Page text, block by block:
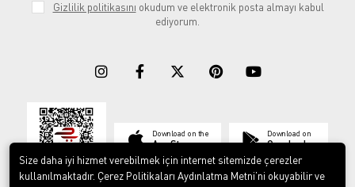
Gizlilik politikasını okudum ve elektronik posta almayı kabul
ediyorum.
Download on the
App Store
Download on
Google play
Size daha iyi hizmet verebilmek için internet sitemizde çerezler
kullanılmaktadır. Çerez Politikaları Aydınlatma Metni’ni okuyabilir ve